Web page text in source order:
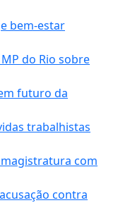
bem-estar
do Rio sobre
futuro da
trabalhistas
com
contra